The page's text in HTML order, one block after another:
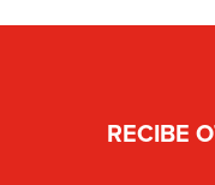
RECIBE